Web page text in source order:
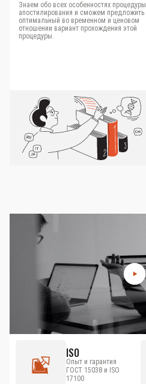
Знаем обо всех особенностях процедуры
апостилирования и сможем предложить
оптимальный во временном и ценовом
отношении вариант прохождения этой
процедуры.
ISO
Опыт и гарантия
ГОСТ 15038 и ISO
17100